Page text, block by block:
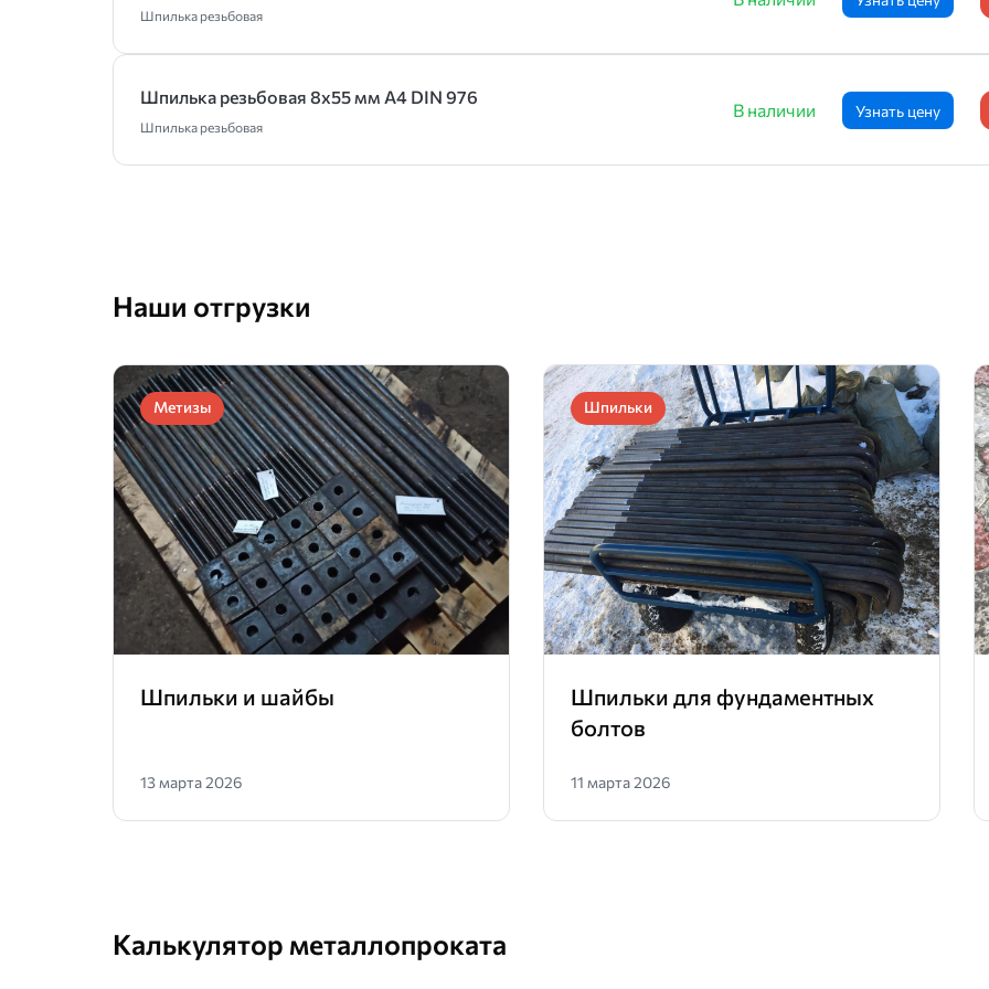
Шпилька резьбовая
Шпилька резьбовая 8х55 мм А4 DIN 976
Шпилька резьбовая
В наличии Узнать цену
Наши отгрузки
Метизы
Шпильки и шайбы
13 марта 2026
Шпильки
Шпильки для фундаментных
болтов
11 марта 2026
Калькулятор металлопроката